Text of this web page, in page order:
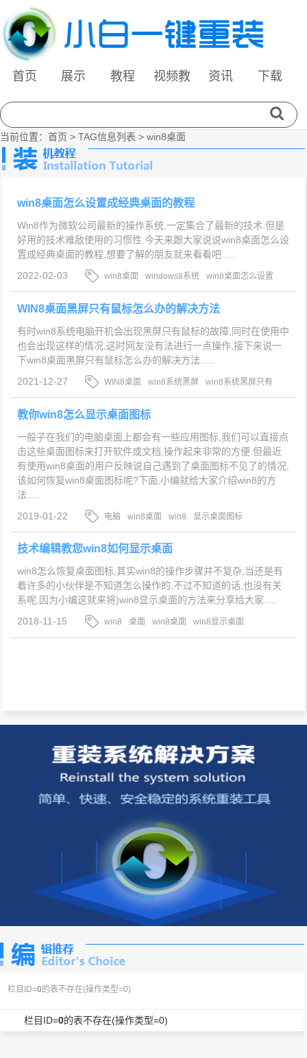
首页 展示 教程
视频教
资讯 下载
当前位置： 首页 > TAG信息列表 > win8桌面
win8桌面怎么设置成经典桌面的教程
Win8作为微软公司最新的操作系统,一定集合了最新的技术.但是
好用的技术难敌使用的习惯性.今天来跟大家说说win8桌面怎么设
置成经典桌面的教程,想要了解的朋友就来看看吧.....
2022-02-03
win8桌面 windows8系统
win8桌面怎么设置
成经典桌面的教程
WIN8桌面黑屏只有鼠标怎么办的解决方法
有时win8系统电脑开机会出现黑屏只有鼠标的故障,同时在使用中
也会出现这样的情况,这时网友没有法进行一点操作,接下来说一
下win8桌面黑屏只有鼠标怎么办的解决方法.....
2021-12-27
WIN8桌面 win8系统黑屏
win8系统黑屏只有
鼠标怎么办
教你win8怎么显示桌面图标
一般子在我们的电脑桌面上都会有一些应用图标,我们可以直接点
击这些桌面图标来打开软件或文档,操作起来非常的方便.但最近
有使用win8桌面的用户反映说自己遇到了桌面图标不见了的情况,
该如何恢复win8桌面图标呢?下面,小编就给大家介绍win8的方
法.....
2019-01-22
电脑 win8桌面 win8 显示桌面图标
技术编辑教您win8如何显示桌面
win8怎么恢复桌面图标,其实win8的操作步骤并不复杂,当还是有
着许多的小伙伴是不知道怎么操作的,不过不知道的话,也没有关
系呢,因为小编这就来将)win8显示桌面的方法来分享给大家.....
2018-11-15
win8 桌面 win8桌面 win8显示桌面
栏目ID=0 的表不存在(操作类型=0)
栏目ID=0的表不存在(操作类型=0)